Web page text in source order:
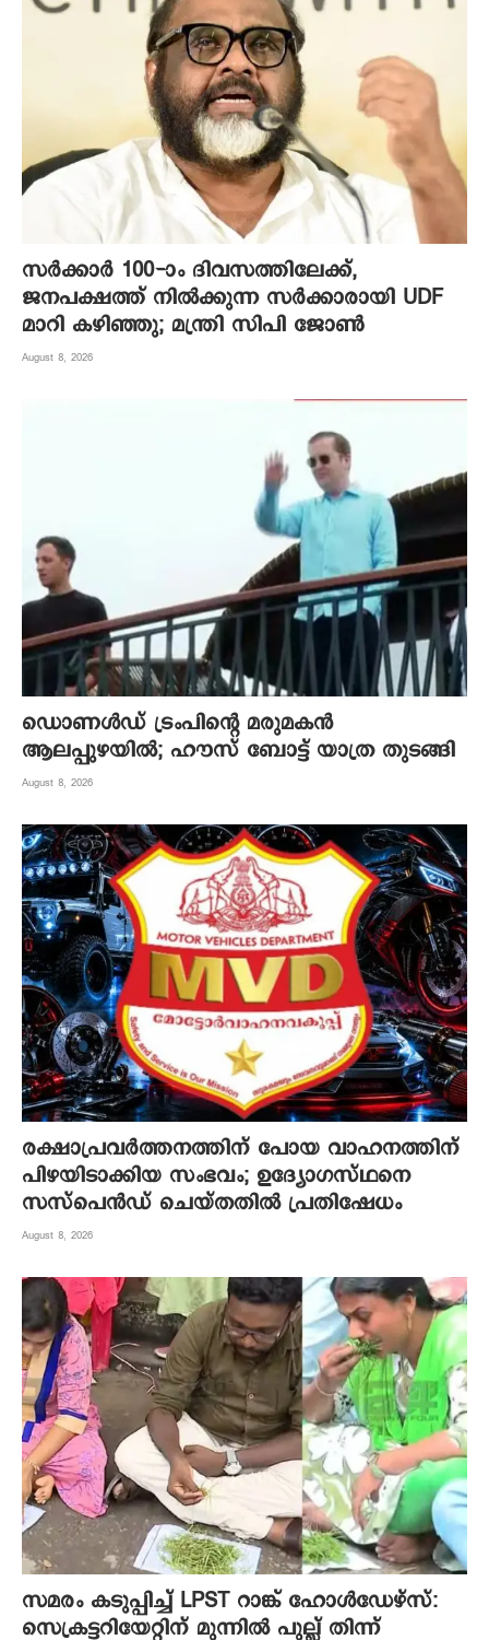
സർക്കാർ 100-ാം ദിവസത്തിലേക്ക്,
ജനപക്ഷത്ത് നിൽക്കുന്ന സർക്കാരായി UDF
മാറി കഴിഞ്ഞു; മന്ത്രി സിപി ജോൺ
August 8, 2026
ഡൊണൾഡ് ട്രംപിന്റെ മരുമകന്‍
ആലപ്പുഴയില്‍; ഹൗസ് ബോട്ട് യാത്ര തുടങ്ങി
August 8, 2026
രക്ഷാപ്രവർത്തനത്തിന് പോയ വാഹനത്തിന്
പിഴയിടാക്കിയ സംഭവം; ഉദ്യോഗസ്ഥനെ
സസ്പെൻഡ് ചെയ്തതിൽ പ്രതിഷേധം
August 8, 2026
സമരം കടുപ്പിച്ച് LPST റാങ്ക് ഹോൾഡേഴ്സ്:
സെക്രട്ടറിയേറ്റിന് മുന്നിൽ പുല്ല് തിന്ന്